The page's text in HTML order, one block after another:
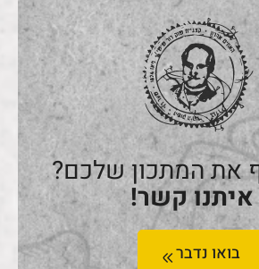
את המתכון שלכם?
איתנו קשר!
בואו נדבר